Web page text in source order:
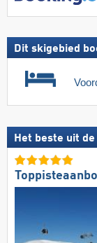
Dit skigebied
Het beste uit